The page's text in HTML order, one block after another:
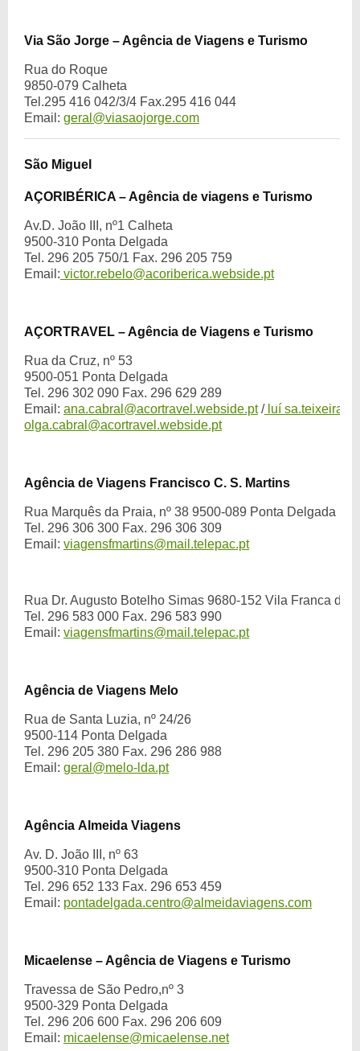
Via São Jorge – Agência de Viagens e Turismo
Rua do Roque
9850-079 Calheta
Tel.295 416 042/3/4 Fax.295 416 044
Email: geral@viasaojorge.com
São Miguel
AÇORIBÉRICA – Agência de viagens e Turismo
Av.D. João III, nº1 Calheta
9500-310 Ponta Delgada
Tel. 296 205 750/1 Fax. 296 205 759
Email: victor.rebelo@acoriberica.webside.pt
AÇORTRAVEL – Agência de Viagens e Turismo
Rua da Cruz, nº 53
9500-051 Ponta Delgada
Tel. 296 302 090 Fax. 296 629 289
Email: ana.cabral@acortravel.webside.pt/luí
olga.cabral@acortravel.webside.pt
Agência de Viagens Francisco C. S. Martins
Rua Marquês da Praia, nº 38 9500-089 Ponta Delgada
Tel. 296 306 300 Fax. 296 306 309
Email: viagensfmartins@mail.telepac.pt
Rua Dr. Augusto Botelho Simas 9680-152 Vila Franca do
Tel. 296 583 000 Fax. 296 583 990
Email: viagensfmartins@mail.telepac.pt
Agência de Viagens Melo
Rua de Santa Luzia, nº 24/26
9500-114 Ponta Delgada
Tel. 296 205 380 Fax. 296 286 988
Email: geral@melo-lda.pt
Agência Almeida Viagens
Av. D. João III, nº 63
9500-310 Ponta Delgada
Tel. 296 652 133 Fax. 296 653 459
Email: pontadelgada.centro@almeidaviagens.com
Micaelense – Agência de Viagens e Turismo
Travessa de São Pedro,nº 3
9500-329 Ponta Delgada
Tel. 296 206 600 Fax. 296 206 609
Email: micaelense@micaelense.net